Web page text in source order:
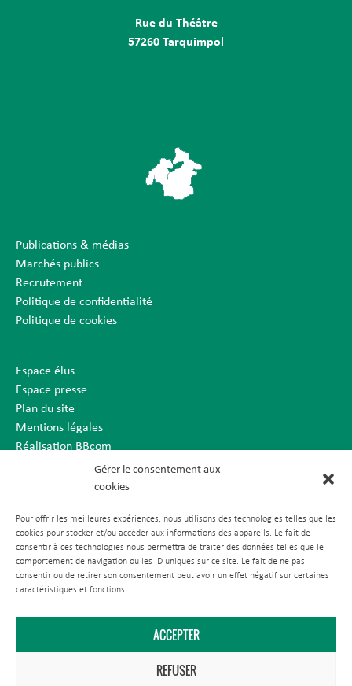
Gérer le consentement aux
cookies
Pour offrir les meilleures expériences, nous utilisons des technologies telles que les
cookies pour stocker et/ou accéder aux informations des appareils. Le fait de
consentir à ces technologies nous permettra de traiter des données telles que le
comportement de navigation ou les ID uniques sur ce site. Le fait de ne pas
consentir ou de retirer son consentement peut avoir un effet négatif sur certaines
caractéristiques et fonctions.
ACCEPTER
REFUSER
Rue du Théâtre
57260 Tarquimpol
Publications & médias
Marchés publics
Recrutement
Politique de confidentialité
Politique de cookies
Espace élus
Espace presse
Plan du site
Mentions légales
Réalisation BBcom